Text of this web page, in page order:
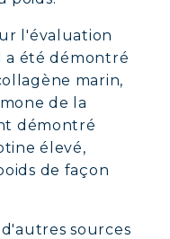
l'évaluation
a été démontré
marin,
de la
démontré
élevé,
de façon
sources